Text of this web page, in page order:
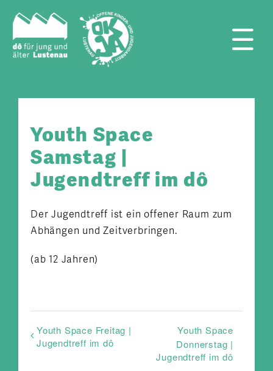
Inhalt
springen
Youth Space
Samstag |
Jugendtreff im dô
Der Jugendtreff ist ein offener Raum zum
Abhängen und Zeitverbringen.
(ab 12 Jahren)
Youth Space Freitag |
Jugendtreff im dô
Youth Space
Donnerstag |
Jugendtreff im dô